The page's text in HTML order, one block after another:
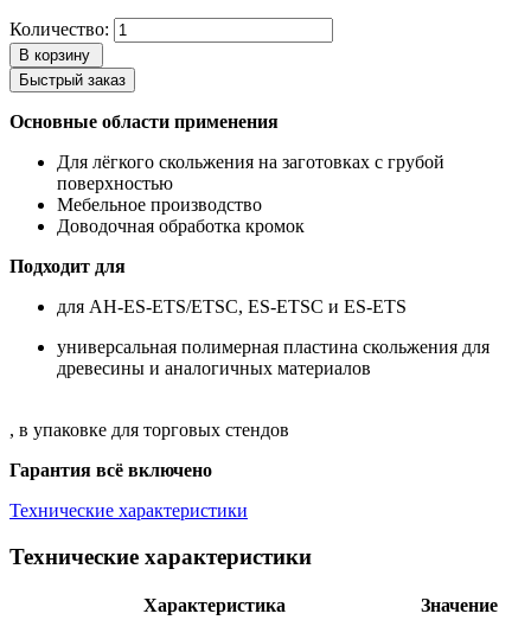
Количество:
В корзину
Быстрый заказ
Основные области применения
Для лёгкого скольжения на заготовках с грубой
поверхностью
Мебельное производство
Доводочная обработка кромок
Подходит для
для AH-ES-ETS/ETSC, ES-ETSC и ES-ETS
универсальная полимерная пластина скольжения для
древесины и аналогичных материалов
, в упаковке для торговых стендов
Гарантия всё включено
Технические характеристики
Технические характеристики
Характеристика
Значение